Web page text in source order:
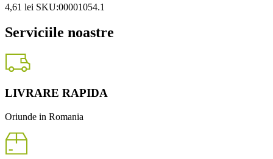
4,61 lei SKU:00001054.1
Serviciile noastre
LIVRARE RAPIDA
Oriunde in Romania